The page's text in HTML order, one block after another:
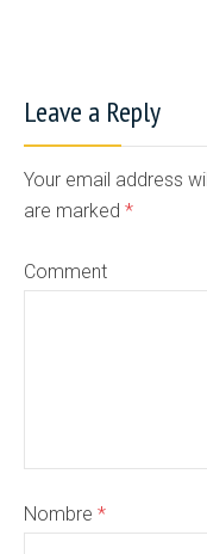
Leave a Reply
Your email address
are marked *
Comment
Nombre *